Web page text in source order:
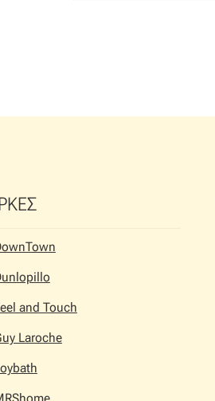
and Touch
Laroche